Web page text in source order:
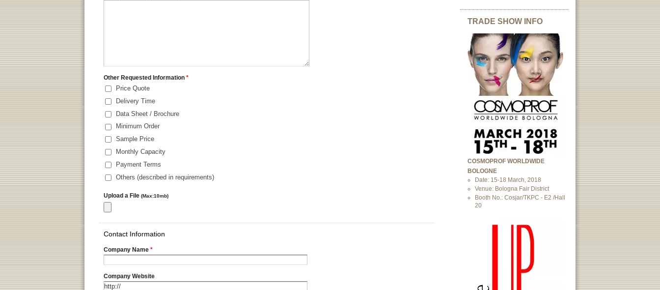
TRADE SHOW INFO
COSMOPROF WORLDWIDE
BOLOGNE
Date: 15-18 March, 2018
Venue: Bologna Fair District
Booth No.: Cosjar/TKPC - E2 /Hall
20